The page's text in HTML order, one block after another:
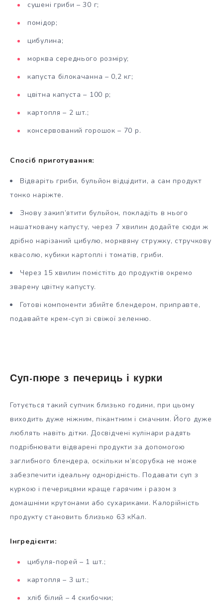
сушені гриби – 30 г;
помідор;
цибулина;
морква середнього розміру;
капуста білокачанна – 0,2 кг;
цвітна капуста – 100 р;
картопля – 2 шт.;
консервований горошок – 70 р.
Спосіб приготування:
Відваріть гриби, бульйон відцідити, а сам продукт
тонко наріжте.
Знову закип’ятити бульйон, покладіть в нього
нашатковану капусту, через 7 хвилин додайте сюди ж
дрібно нарізаний цибулю, морквяну стружку, стручкову
квасолю, кубики картоплі і томатів, гриби.
Через 15 хвилин помістіть до продуктів окремо
зварену цвітну капусту.
Готові компоненти збийте блендером, приправте,
подавайте крем-суп зі свіжої зеленню.
Суп-пюре з печериць і курки
Готується такий супчик близько години, при цьому
виходить дуже ніжним, пікантним і смачним. Його дуже
люблять навіть дітки. Досвідчені кулінари радять
подрібнювати відварені продукти за допомогою
заглибного блендера, оскільки м’ясорубка не може
забезпечити ідеальну однорідність. Подавати суп з
куркою і печерицями краще гарячим і разом з
домашніми крутонами або сухариками. Калорійність
продукту становить близько 63 кКал.
Інгредієнти:
цибуля-порей – 1 шт.;
картопля – 3 шт.;
хліб білий – 4 скибочки;